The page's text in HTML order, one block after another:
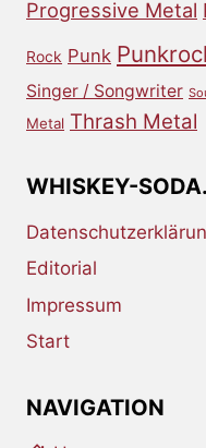
Progressive Metal
Rock Punk
Singer / Songwriter
Metal Thrash Metal
WHISKEY-
Editorial
Impressum
Start
NAVIGATION